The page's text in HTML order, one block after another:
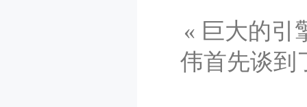
« 巨大的引
伟首先谈到